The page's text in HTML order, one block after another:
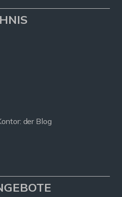
der Blog